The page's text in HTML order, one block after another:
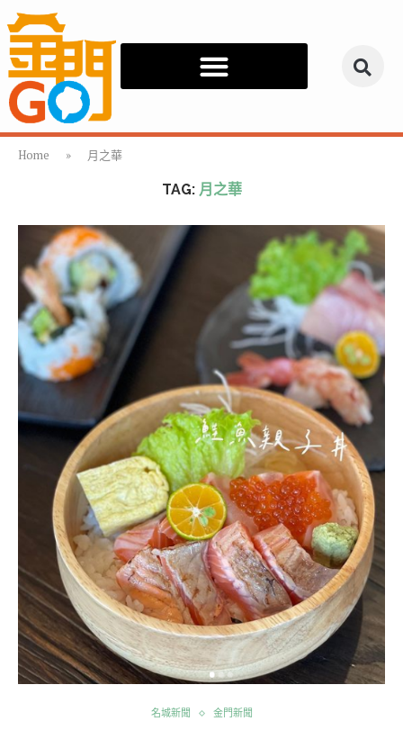
Home » 月之華
TAG: 月之華
名城新聞 金門新聞